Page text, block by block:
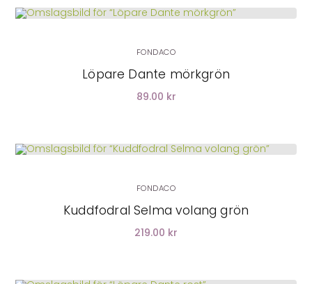
LÄGG I VARUKORG
FONDACO
Löpare Dante mörkgrön
89.00 kr
LÄGG I VARUKORG
FONDACO
Kuddfodral Selma volang grön
219.00 kr